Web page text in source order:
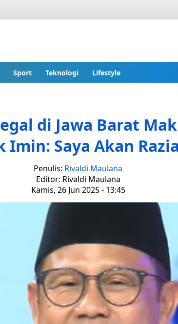
Sport Teknologi Lifestyle
di Jawa Barat
Imin: Saya Akan Razia
Penulis: Rivaldi Maulana
Editor: Rivaldi Maulana
Kamis, 26 Jun 2025 - 13:45